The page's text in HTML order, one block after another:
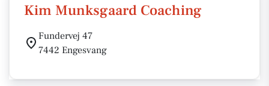
Kim Munksgaard Coaching
Fundervej 47
7442 Engesvang